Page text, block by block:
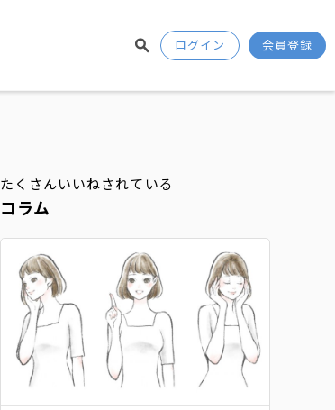
ログイン 会員登録
たくさんいいねされている
コラム